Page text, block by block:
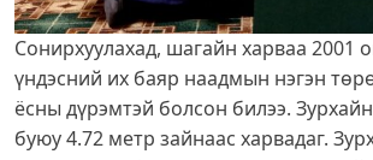
Сонирхуулахад, шагайн харваа 2001
үндэсний их баяр наадмын нэгэн
ёсны дүрэмтэй болсон билээ.
буюу 4.72 метр зайнаас харвадаг.